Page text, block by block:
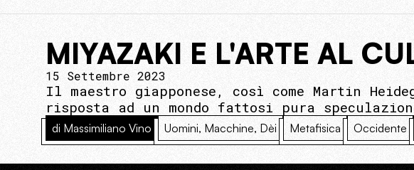
MIYAZAKI E L'ARTE AL
15 Settembre 2023
Il maestro giapponese, così come Martin
risposta ad un mondo fattosi pura
di Massimiliano Vino Uomini, Macchine, Dèi Metafisica Occidente